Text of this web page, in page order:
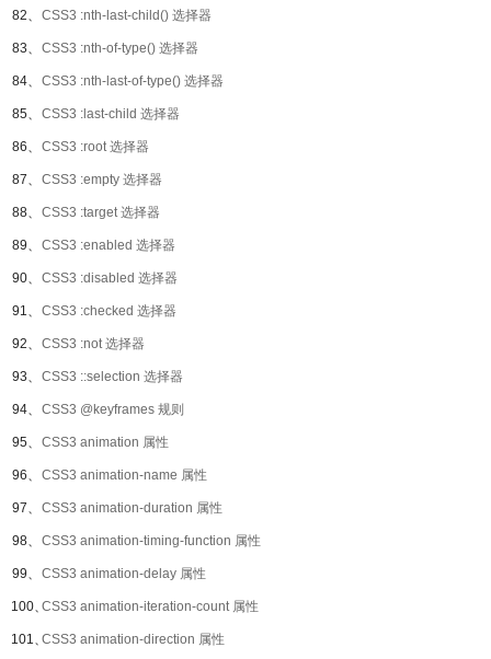
82、 CSS3 :nth-last-child() 选择器
83、 CSS3 :nth-of-type() 选择器
84、 CSS3 :nth-last-of-type() 选择器
85、 CSS3 :last-child 选择器
86、 CSS3 :root 选择器
87、 CSS3 :empty 选择器
88、 CSS3 :target 选择器
89、 CSS3 :enabled 选择器
90、 CSS3 :disabled 选择器
91、 CSS3 :checked 选择器
92、 CSS3 :not 选择器
93、 CSS3 ::selection 选择器
94、 CSS3 @keyframes 规则
95、 CSS3 animation 属性
96、 CSS3 animation-name 属性
97、 CSS3 animation-duration 属性
98、 CSS3 animation-timing-function 属性
99、 CSS3 animation-delay 属性
100、CSS3 animation-iteration-count 属性
101、CSS3 animation-direction 属性